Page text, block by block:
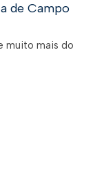
de Campo
muito mais do